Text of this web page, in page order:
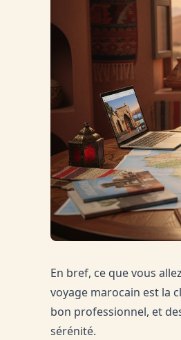
En bref, ce que vous
voyage marocain est la
bon professionnel, et
sérénité.